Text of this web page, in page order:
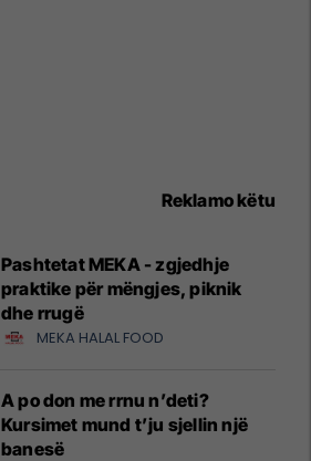
Reklamo këtu
Pashtetat MEKA - zgjedhje
praktike për mëngjes, piknik
dhe rrugë
MEKA HALAL FOOD
A po don me rrnu n’deti?
Kursimet mund t’ju sjellin një
banesë